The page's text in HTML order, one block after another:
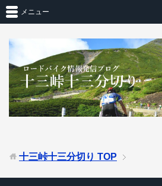
メニュー
十三峠十三分切り TOP